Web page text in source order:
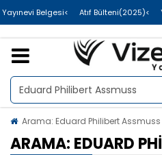
>Atıf Bülteni(2025)
>Uluslararası Yayınevi Belgesi
Arama: Eduard Philibert Assmuss
ARAMA: EDUARD